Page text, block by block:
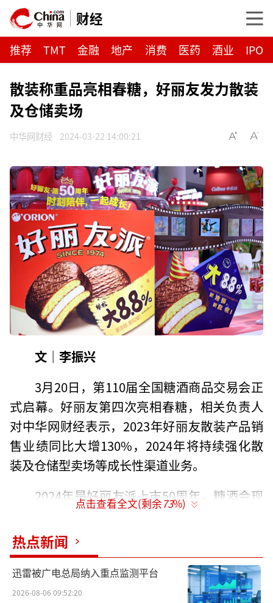
财经
推荐 TMT 金融 地产 消费 医药 酒业 IPO
散装称重品亮相春糖，好丽友发力散装
及仓储卖场
中华网财经 2024-03-22 14:00:21
文｜李振兴
3月20日，第110届全国糖酒商品交易会正
式启幕。好丽友第四次亮相春糖，相关负责人
对中华网财经表示，2023年好丽友散装产品销
售业绩同比大增130%，2024年将持续强化散
装及仓储型卖场等成长性渠道业务。
2024年是好丽友派上市50周年。糖酒会现
场，好丽友展台巨大的生日蛋糕造型抢眼。据
了解，1974年春天，世界上第一枚好丽友派诞
生，目前好丽友派成为零食行业最为经典的产
品之一。作为好丽友派50岁庆典的一部分，经
典巧克力味好丽友派增量8.8%。
点击查看全文(剩余73%)
热点新闻
迅雷被广电总局纳入重点监测平台
2026-08-06 09:52:20